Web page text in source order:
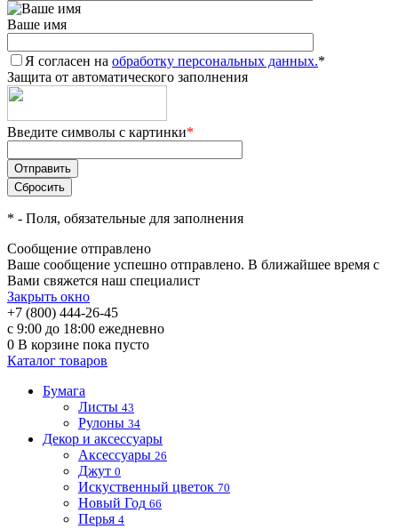
Ваше имя
Я согласен на обработку персональных данных.*
Защита от автоматического заполнения
Введите символы с картинки*
* - Поля, обязательные для заполнения
Сообщение отправлено
Ваше сообщение успешно отправлено. В ближайшее время с
Вами свяжется наш специалист
Закрыть окно
+7 (800) 444-26-45
с 9:00 до 18:00 ежедневно
0 В корзине пока пусто
Каталог товаров
Бумага
Листы 43
Рулоны 34
Декор и аксессуары
Аксессуары 26
Джут 0
Искуственный цветок 70
Новый Год 66
Перья 4